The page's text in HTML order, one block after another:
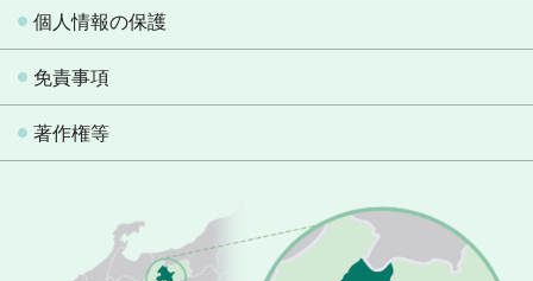
個人情報の保護
免責事項
著作権等